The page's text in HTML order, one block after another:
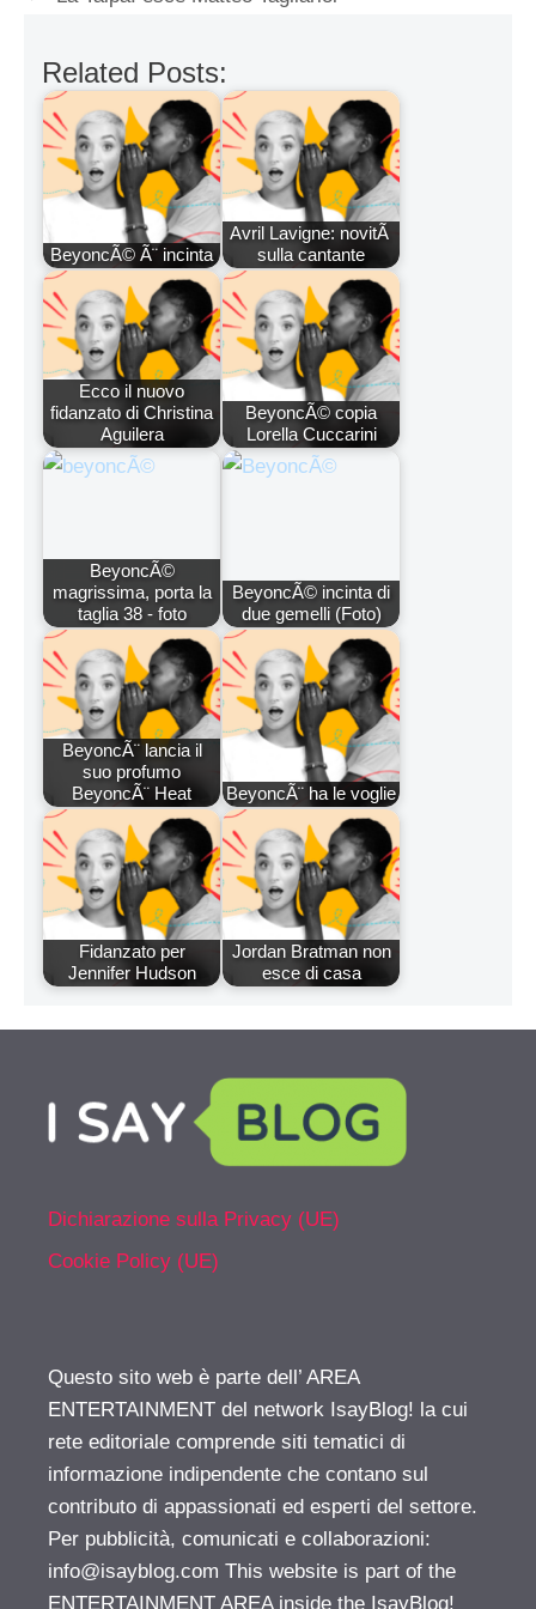
Related Posts:
BeyoncÃ© Ã¨ incinta
Avril Lavigne: novitÃ
sulla cantante
Ecco il nuovo
fidanzato di Christina
Aguilera
BeyoncÃ© copia
Lorella Cuccarini
BeyoncÃ©
magrissima, porta la
taglia 38 - foto
BeyoncÃ© incinta di
due gemelli (Foto)
BeyoncÃ¨ lancia il
suo profumo
BeyoncÃ¨ Heat
BeyoncÃ¨ ha le voglie
Fidanzato per
Jennifer Hudson
Jordan Bratman non
esce di casa
Dichiarazione sulla Privacy (UE)
Cookie Policy (UE)
Questo sito web è parte dell’ AREA
ENTERTAINMENT del network IsayBlog! la cui
rete editoriale comprende siti tematici di
informazione indipendente che contano sul
contributo di appassionati ed esperti del settore.
Per pubblicità, comunicati e collaborazioni:
info@isayblog.com This website is part of the
ENTERTAINMENT AREA inside the IsayBlog!